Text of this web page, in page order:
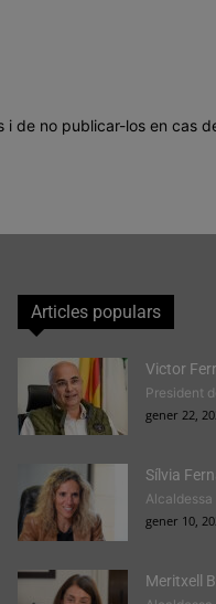
de no publicar-los en cas
Articles populars
Victor
President
gener 22,
Sílvia
gener 10,
Meritxell